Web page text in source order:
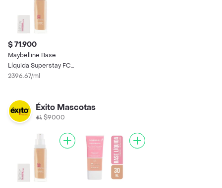
$ 71.900
Maybelline Base
Líquida Superstay FC
Warm Nude
2396.67/ml
Éxito Mascotas
$9000